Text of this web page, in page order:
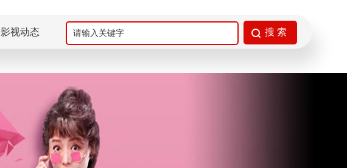
影视动态